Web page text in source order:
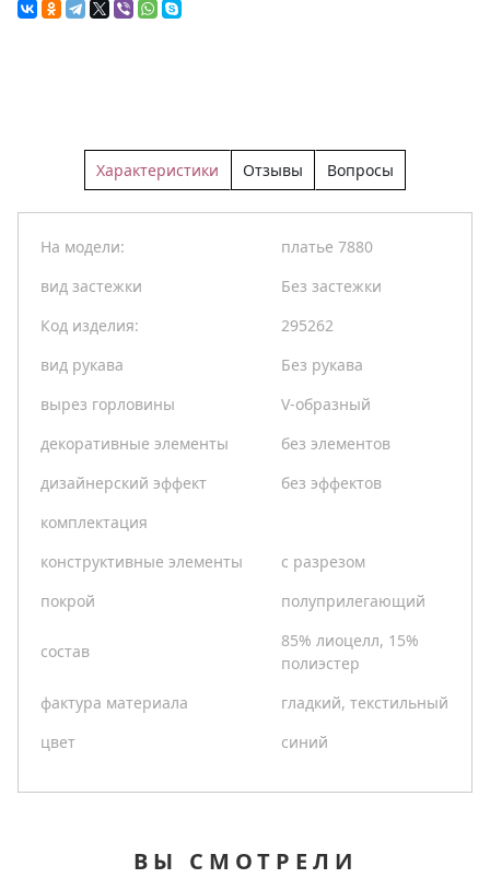
Характеристики Отзывы Вопросы
На модели:
платье 7880
вид застежки
Без застежки
Код изделия:
295262
вид рукава
Без рукава
вырез горловины
V-образный
декоративные элементы
без элементов
дизайнерский эффект
без эффектов
комплектация
конструктивные элементы
с разрезом
покрой
полуприлегающий
состав
85% лиоцелл, 15%
полиэстер
фактура материала
гладкий, текстильный
цвет
синий
ВЫ СМОТРЕЛИ